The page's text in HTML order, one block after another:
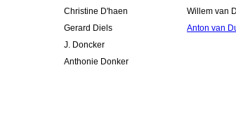
Christine D'haen
Willem van
Gerard Diels
Anton van
J. Doncker
Anthonie Donker